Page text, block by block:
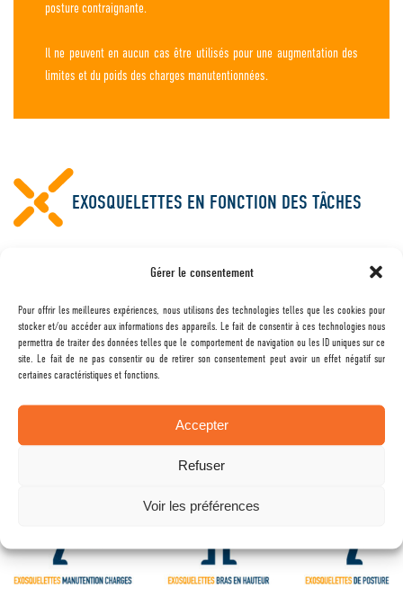
Gérer le consentement
Pour offrir les meilleures expériences, nous utilisons des technologies telles que les cookies pour
stocker et/ou accéder aux informations des appareils. Le fait de consentir à ces technologies nous
permettra de traiter des données telles que le comportement de navigation ou les ID uniques sur ce
site. Le fait de ne pas consentir ou de retirer son consentement peut avoir un effet négatif sur
certaines caractéristiques et fonctions.
Accepter
Refuser
Voir les préférences
posture contraignante.
Il ne peuvent en aucun cas être utilisés pour une augmentation des
limites et du poids des charges manutentionnées.
EXOSQUELETTES EN FONCTION DES TÂCHES
de travailler à hauteur de poitrine ou au-dessus de la tête, de se pencher ou rester
droit, de soulever des charges depuis une faible hauteur ou au contraire à partir du
sol.
La répartition des modèles se fait entre les exosquelettes pour les travaux bras en
lesquels s’ajoute désormais un nouveau segment, les exosquelettes légers textiles,
encore appelés